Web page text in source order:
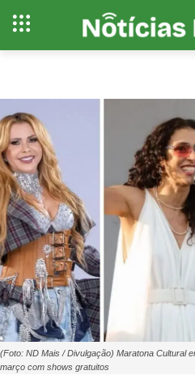
(Foto: ND Mais / Divulgação) Maratona Cultural
março com shows gratuitos